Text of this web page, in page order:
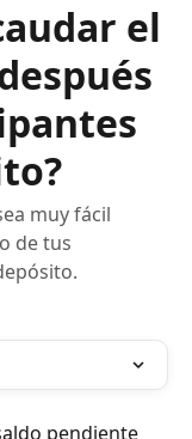
el
muy fácil
de tus
pendiente